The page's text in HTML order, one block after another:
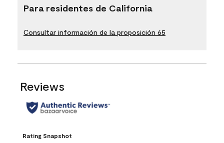
Para residentes de California
Consultar información de la proposición 65
Reviews
Rating Snapshot